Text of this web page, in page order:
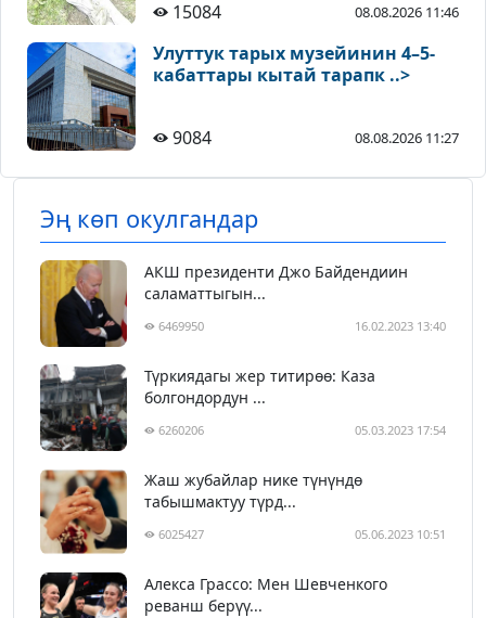
15084 08.08.2026 11:46
Улуттук тарых музейинин 4–5-
кабаттары кытай тарапк ..>
9084 08.08.2026 11:27
Эң көп окулгандар
АКШ президенти Джо Байдендиин
саламаттыгын...
6469950 16.02.2023 13:40
Түркиядагы жер титирөө: Каза
болгондордун ...
6260206 05.03.2023 17:54
Жаш жубайлар нике түнүндө
табышмактуу түрд...
6025427 05.06.2023 10:51
Алекса Грассо: Мен Шевченкого
реванш берүү...